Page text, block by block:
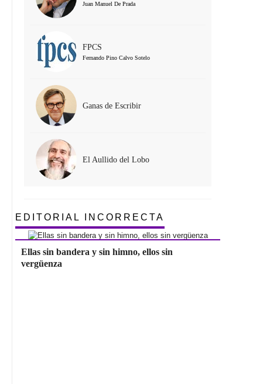
Juan Manuel De Prada
FPCS
Fernando Pino Calvo Sotelo
Ganas de Escribir
El Aullido del Lobo
EDITORIAL INCORRECTA
Ellas sin bandera y sin himno, ellos sin
vergüenza